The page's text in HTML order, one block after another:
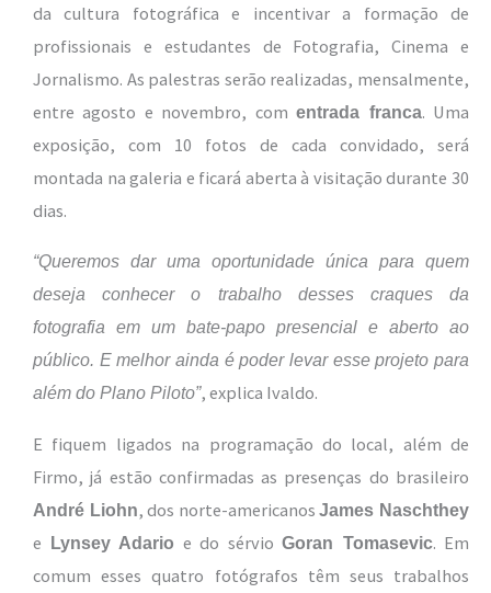
da cultura fotográfica e incentivar a formação de
profissionais e estudantes de Fotografia, Cinema e
Jornalismo. As palestras serão realizadas, mensalmente,
entre agosto e novembro, comentrada franca. Uma
exposição, com 10 fotos de cada convidado, será
montada na galeria e ficará aberta à visitação durante 30
dias.
“Queremos dar uma oportunidade única para quem
deseja conhecer o trabalho desses craques da
fotografia em um bate-papo presencial e aberto ao
público. E melhor ainda é poder levar esse projeto para
além do Plano Piloto”, explica Ivaldo.
E fiquem ligados na programação do local, além de
Firmo, já estão confirmadas as presenças do brasileiro
André Liohn, dos norte-americanosJames Naschthey
e Lynsey Adario e do sérvio Goran Tomasevic. Em
comum esses quatro fotógrafos têm seus trabalhos